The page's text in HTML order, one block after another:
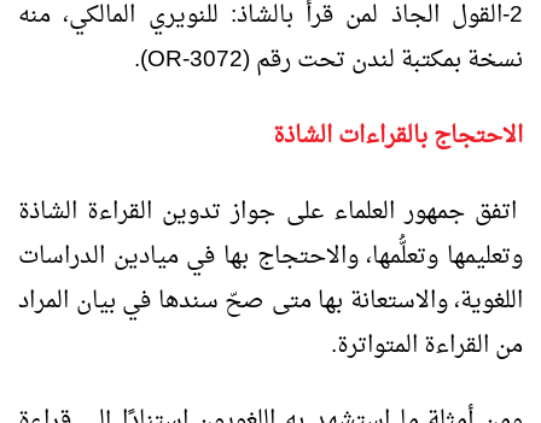
2-القول الجاذ لمن قرأ بالشاذ: للنويري المالكي، منه
نسخة بمكتبة لندن تحت رقم (3072-
OR
).
الاحتجاج بالقراءات الشاذة
اتفق جمهور العلماء على جواز تدوين القراءة الشاذة
وتعليمها وتعلُّمها، والاحتجاج بها في ميادين الدراسات
اللغوية، والاستعانة بها متى صحّ سندها في بيان المراد
من القراءة المتواترة.